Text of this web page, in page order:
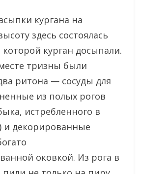
кургана на
здесь состоялась
которой курган досыпали.
тризны были
ритона — сосуды для
из полых рогов
истребленного в
и декорированные
оковкой. Из рога в